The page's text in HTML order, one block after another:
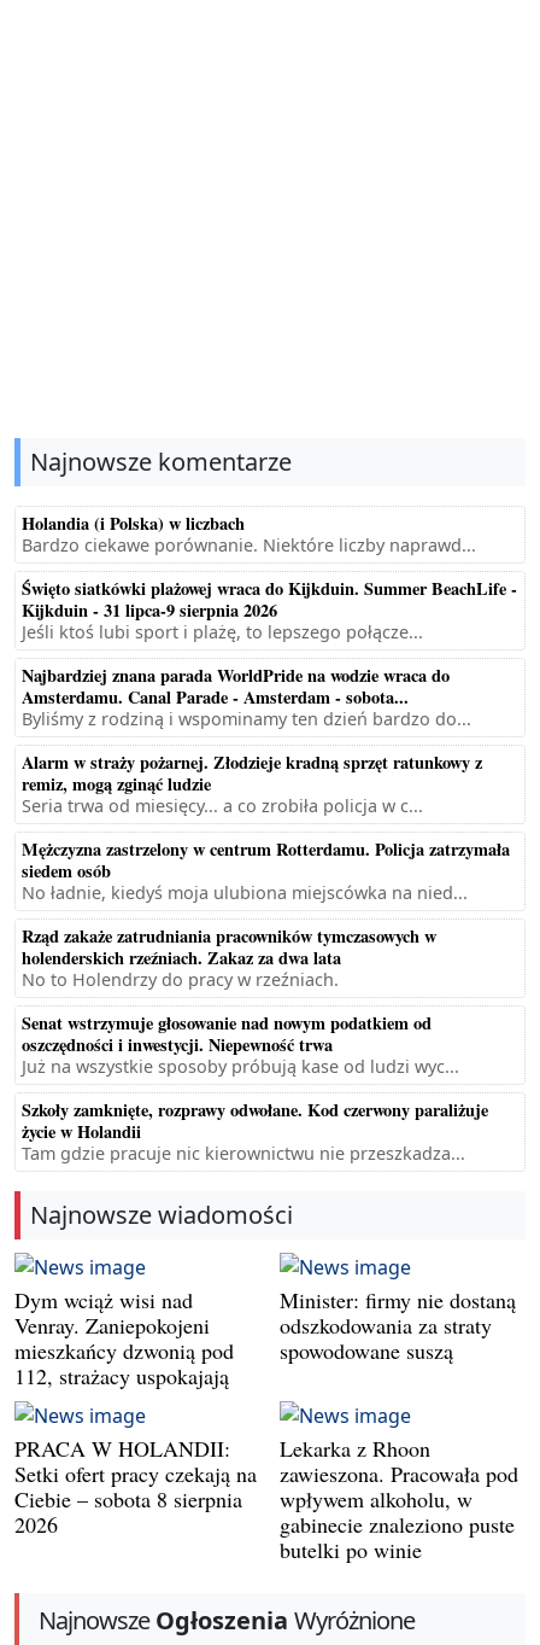
Najnowsze komentarze
Holandia (i Polska) w liczbach
Bardzo ciekawe porównanie. Niektóre liczby naprawd...
Święto siatkówki plażowej wraca do Kijkduin. Summer BeachLife -
Kijkduin - 31 lipca-9 sierpnia 2026
Jeśli ktoś lubi sport i plażę, to lepszego połącze...
Najbardziej znana parada WorldPride na wodzie wraca do
Amsterdamu. Canal Parade - Amsterdam - sobota...
Byliśmy z rodziną i wspominamy ten dzień bardzo do...
Alarm w straży pożarnej. Złodzieje kradną sprzęt ratunkowy z
remiz, mogą zginąć ludzie
Seria trwa od miesięcy... a co zrobiła policja w c...
Mężczyzna zastrzelony w centrum Rotterdamu. Policja zatrzymała
siedem osób
No ładnie, kiedyś moja ulubiona miejscówka na nied...
Rząd zakaże zatrudniania pracowników tymczasowych w
holenderskich rzeźniach. Zakaz za dwa lata
No to Holendrzy do pracy w rzeźniach.
Senat wstrzymuje głosowanie nad nowym podatkiem od
oszczędności i inwestycji. Niepewność trwa
Już na wszystkie sposoby próbują kase od ludzi wyc...
Szkoły zamknięte, rozprawy odwołane. Kod czerwony paraliżuje
życie w Holandii
Tam gdzie pracuje nic kierownictwu nie przeszkadza...
Najnowsze wiadomości
Dym wciąż wisi nad
Venray. Zaniepokojeni
mieszkańcy dzwonią pod
112, strażacy uspokajają
Minister: firmy nie dostaną
odszkodowania za straty
spowodowane suszą
PRACA W HOLANDII:
Setki ofert pracy czekają na
Ciebie – sobota 8 sierpnia
2026
Lekarka z Rhoon
zawieszona. Pracowała pod
wpływem alkoholu, w
gabinecie znaleziono puste
butelki po winie
NajnowszeOgłoszenia Wyróżnione